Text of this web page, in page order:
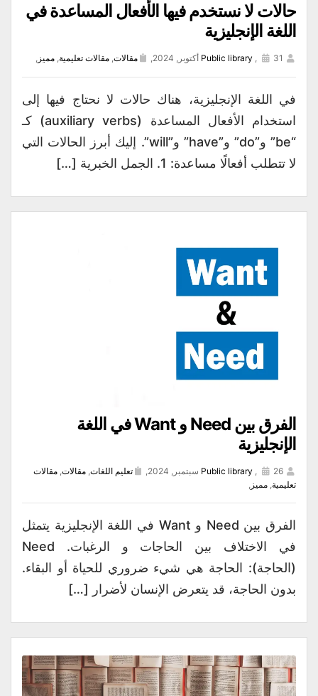
حالات لا نستخدم فيها الأفعال المساعدة في
اللغة الإنجليزية
Public library , 31 أكتوبر, 2024, مقالات, مقالات تعليمية, مميز ,
في اللغة الإنجليزية، هناك حالات لا نحتاج فيها إلى
استخدام الأفعال المساعدة (auxiliary verbs) كـ
“be” و”do” و”have” و”will”. إليك أبرز الحالات التي
لا تتطلب أفعالًا مساعدة: 1. الجمل الخبرية […]
الفرق بين Need و Want في اللغة
الإنجليزية
Public library , 26 سبتمبر, 2024, تعليم اللغات, مقالات, مقالات
تعليمية, مميز ,
الفرق بين Need و Want في اللغة الإنجليزية يتمثل
في الاختلاف بين الحاجات و الرغبات. Need
(الحاجة): الحاجة هي شيء ضروري للحياة أو البقاء.
بدون الحاجة، قد يتعرض الإنسان لأضرار […]